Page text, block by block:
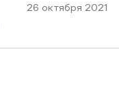
26 октября 2021